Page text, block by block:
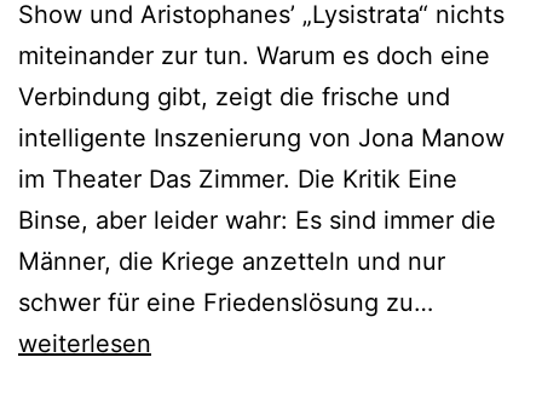
Show und Aristophanes’ „Lysistrata“ nichts
miteinander zur tun. Warum es doch eine
Verbindung gibt, zeigt die frische und
intelligente Inszenierung von Jona Manow
im Theater Das Zimmer. Die Kritik Eine
Binse, aber leider wahr: Es sind immer die
Männer, die Kriege anzetteln und nur
schwer für eine Friedenslösung zu…
weiterlesen